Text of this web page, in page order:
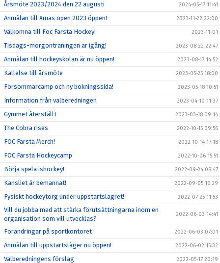
Årsmöte 2023/2024 den 22 augusti 2024-05-17 11:41
Anmälan till Xmas open 2023 öppen! 2023-11-22 22:00
Välkomna till Foc Farsta Hockey! 2023-11-01
Tisdags-morgonträningen är igång! 2023-08-22 22:47
Anmälan till hockeyskolan är nu öppen! 2023-08-17 14:52
Kallelse till årsmöte 2023-05-25 18:00
Försommarcamp och ny bokningssida! 2023-05-18 10:51
Information från valberedningen 2023-04-10 11:37
Gymmet återställt 2023-03-18 09:14
The Cobra rises 2022-10-15 09:56
FOC Farsta Merch! 2022-10-14 17:18
FOC Farsta Hockeycamp 2022-10-06 15:51
Börja spela ishockey! 2022-09-24 08:47
Kansliet är bemannat! 2022-09-05 16:29
Fysiskt hockeytorg under uppstartslägret! 2022-07-25 11:53
Vill du jobba med att stärka förutsättningarna inom en
organisation som vill utvecklas?
2022-06-03 14:41
Förändringar på sportkontoret 2022-06-03 07:01
Anmälan till uppstartsläger nu öppen! 2022-06-02 15:32
Valberedningens förslag 2022-05-17 20:19